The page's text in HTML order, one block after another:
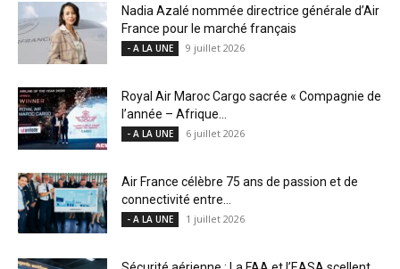
Nadia Azalé nommée directrice générale d’Air
France pour le marché français
- A LA UNE 9 juillet 2026
Royal Air Maroc Cargo sacrée « Compagnie de
l’année – Afrique...
- A LA UNE 6 juillet 2026
Air France célèbre 75 ans de passion et de
connectivité entre...
- A LA UNE 1 juillet 2026